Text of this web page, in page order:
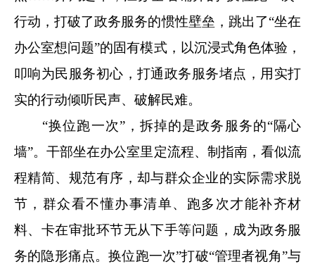
行动，打破了政务服务的惯性壁垒，跳出了“坐在
办公室想问题”的固有模式，以沉浸式角色体验，
叩响为民服务初心，打通政务服务堵点，用实打
实的行动倾听民声、破解民难。
“换位跑一次”，拆掉的是政务服务的“隔心
墙”。干部坐在办公室里定流程、制指南，看似流
程精简、规范有序，却与群众企业的实际需求脱
节，群众看不懂办事清单、跑多次才能补齐材
料、卡在审批环节无从下手等问题，成为政务服
务的隐形痛点。换位跑一次”打破“管理者视角”与